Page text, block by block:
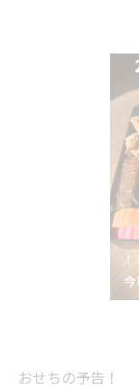
おせちの予告！